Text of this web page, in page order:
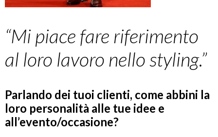
“Mi piace fare riferimento
al loro lavoro nello styling.”
Parlando dei tuoi clienti, come abbini la
loro personalità alle tue idee e
all’evento/occasione?